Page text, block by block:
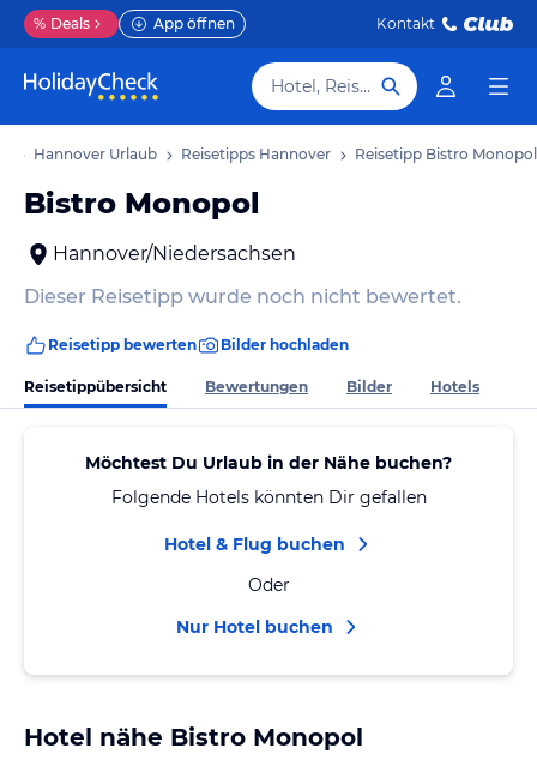
% Deals App öffnen Kontakt
Hotel, Reiseziel
Hannover Urlaub Reisetipps Hannover Reisetipp Bistro Monopol
Bistro Monopol
Hannover/Niedersachsen
Dieser Reisetipp wurde noch nicht bewertet.
Reisetipp bewerten Bilder hochladen
Reisetippübersicht Bewertungen Bilder Hotels
Möchtest Du Urlaub in der Nähe buchen?
Folgende Hotels könnten Dir gefallen
Hotel & Flug buchen
Oder
Nur Hotel buchen
Hotel nähe Bistro Monopol